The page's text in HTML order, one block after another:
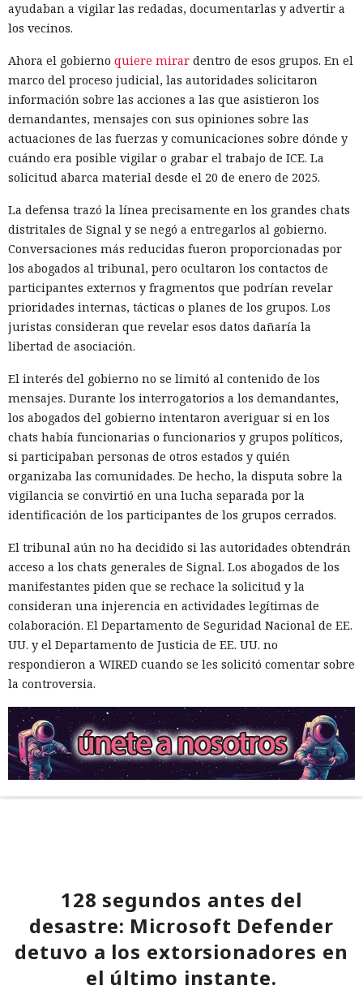
ayudaban a vigilar las redadas, documentarlas y advertir a
los vecinos.
Ahora el gobierno quiere mirar dentro de esos grupos. En el
marco del proceso judicial, las autoridades solicitaron
información sobre las acciones a las que asistieron los
demandantes, mensajes con sus opiniones sobre las
actuaciones de las fuerzas y comunicaciones sobre dónde y
cuándo era posible vigilar o grabar el trabajo de ICE. La
solicitud abarca material desde el 20 de enero de 2025.
La defensa trazó la línea precisamente en los grandes chats
distritales de Signal y se negó a entregarlos al gobierno.
Conversaciones más reducidas fueron proporcionadas por
los abogados al tribunal, pero ocultaron los contactos de
participantes externos y fragmentos que podrían revelar
prioridades internas, tácticas o planes de los grupos. Los
juristas consideran que revelar esos datos dañaría la
libertad de asociación.
El interés del gobierno no se limitó al contenido de los
mensajes. Durante los interrogatorios a los demandantes,
los abogados del gobierno intentaron averiguar si en los
chats había funcionarias o funcionarios y grupos políticos,
si participaban personas de otros estados y quién
organizaba las comunidades. De hecho, la disputa sobre la
vigilancia se convirtió en una lucha separada por la
identificación de los participantes de los grupos cerrados.
El tribunal aún no ha decidido si las autoridades obtendrán
acceso a los chats generales de Signal. Los abogados de los
manifestantes piden que se rechace la solicitud y la
consideran una injerencia en actividades legítimas de
colaboración. El Departamento de Seguridad Nacional de EE.
UU. y el Departamento de Justicia de EE. UU. no
respondieron a WIRED cuando se les solicitó comentar sobre
la controversia.
128 segundos antes del
desastre: Microsoft Defender
detuvo a los extorsionadores en
el último instante.